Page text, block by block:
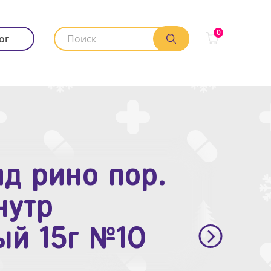
0
рино пор.
15г №10
п.п.о. 10мг